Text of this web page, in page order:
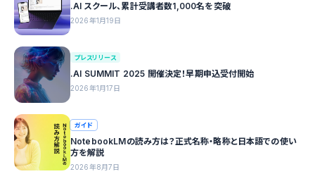
.AI スクール、累計受講者数1,000名を突破
2026年1月19日
プレスリリース
.AI SUMMIT 2025 開催決定！早期申込受付開始
2026年1月17日
ガイド
NotebookLMの読み方は？正式名称・略称と日本語での使い
方を解説
2026年8月7日